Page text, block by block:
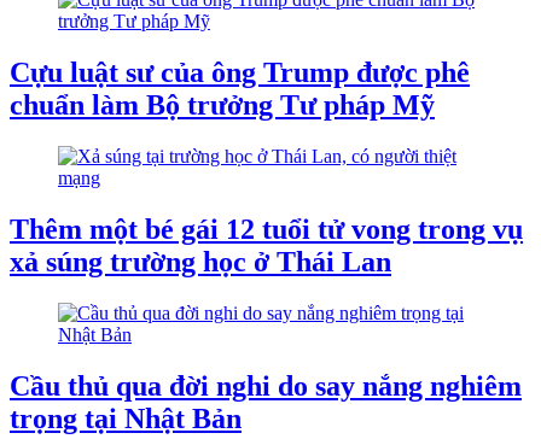
Cựu luật sư của ông Trump được phê
chuẩn làm Bộ trưởng Tư pháp Mỹ
Thêm một bé gái 12 tuổi tử vong trong vụ
xả súng trường học ở Thái Lan
Cầu thủ qua đời nghi do say nắng nghiêm
trọng tại Nhật Bản